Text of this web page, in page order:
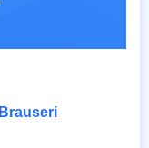
Brauseri